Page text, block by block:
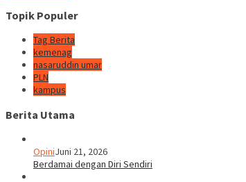
Topik Populer
Tag Berita
kemenag
nasaruddin umar
PLN
kampus
Berita Utama
OpiniJuni 21, 2026
Berdamai dengan Diri Sendiri